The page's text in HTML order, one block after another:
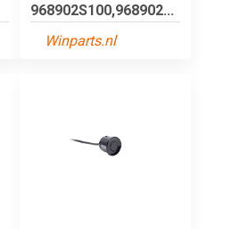
968902S100,968902...
Winparts.nl